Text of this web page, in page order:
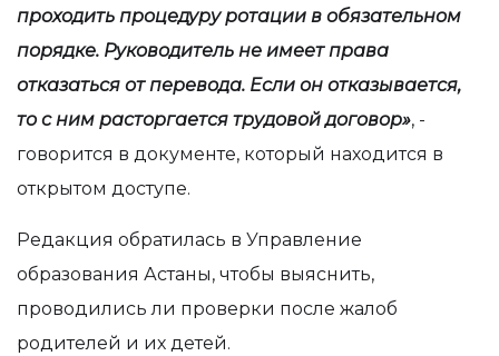
проходить процедуру ротации в обязательном
порядке. Руководитель не имеет права
отказаться от перевода. Если он отказывается,
то с ним расторгается трудовой договор», -
говорится в документе, который находится в
открытом доступе.
Редакция обратилась в Управление
образования Астаны, чтобы выяснить,
проводились ли проверки после жалоб
родителей и их детей.